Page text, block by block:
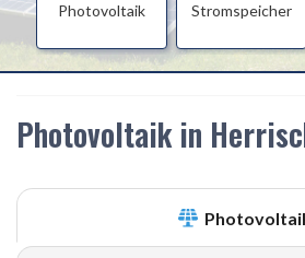
Photovoltaik Stromspeicher
Photovoltaik in